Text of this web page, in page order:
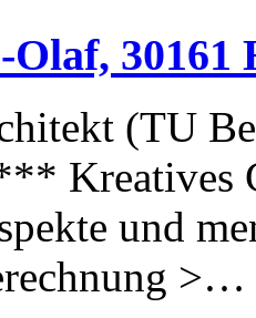
Olaf, 30161
(TU
Kreatives
und
>…